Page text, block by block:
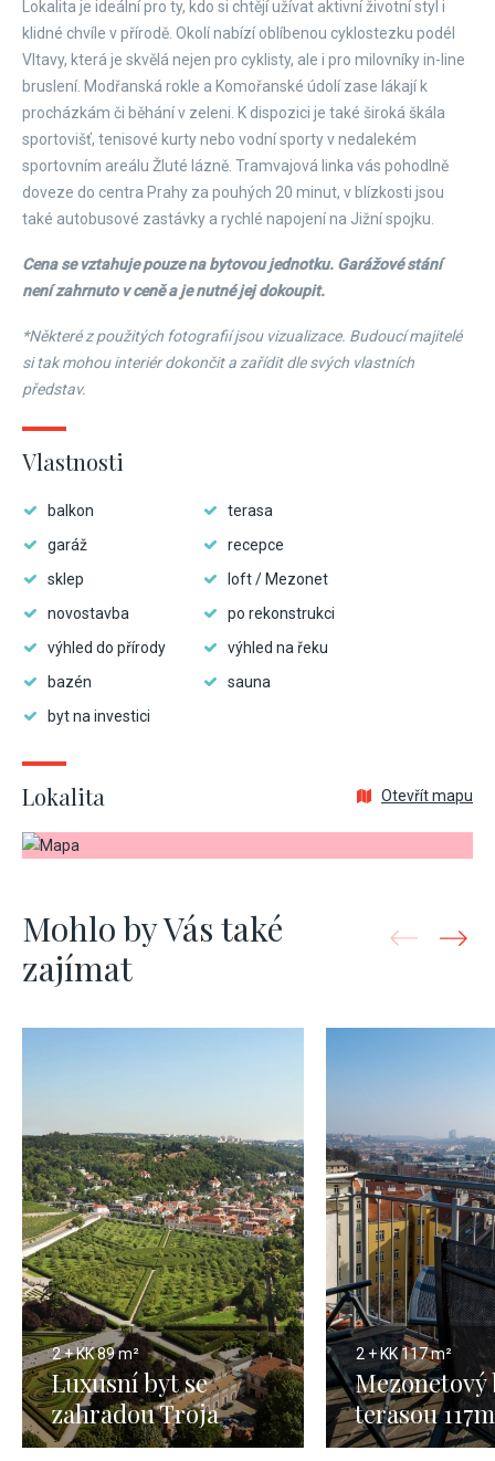
Lokalita je ideální pro ty, kdo si chtějí užívat aktivní životní styl i
klidné chvíle v přírodě. Okolí nabízí oblíbenou cyklostezku podél
Vltavy, která je skvělá nejen pro cyklisty, ale i pro milovníky in-line
bruslení. Modřanská rokle a Komořanské údolí zase lákají k
procházkám či běhání v zeleni. K dispozici je také široká škála
sportovišť, tenisové kurty nebo vodní sporty v nedalekém
sportovním areálu Žluté lázně. Tramvajová linka vás pohodlně
doveze do centra Prahy za pouhých 20 minut, v blízkosti jsou
také autobusové zastávky a rychlé napojení na Jižní spojku.
Cena se vztahuje pouze na bytovou jednotku. Garážové stání
není zahrnuto v ceně a je nutné jej dokoupit.
*Některé z použitých fotografií jsou vizualizace. Budoucí majitelé
si tak mohou interiér dokončit a zařídit dle svých vlastních
představ.
Vlastnosti
balkon
terasa
garáž
recepce
sklep
loft / Mezonet
novostavba
po rekonstrukci
výhled do přírody
výhled na řeku
bazén
sauna
byt na investici
Lokalita Otevřít mapu
Mohlo by Vás také
zajímat
2 + KK89 m²
Luxusní byt se
zahradou Troja
2 + KK117 m²
Mezonetový
terasou 117m